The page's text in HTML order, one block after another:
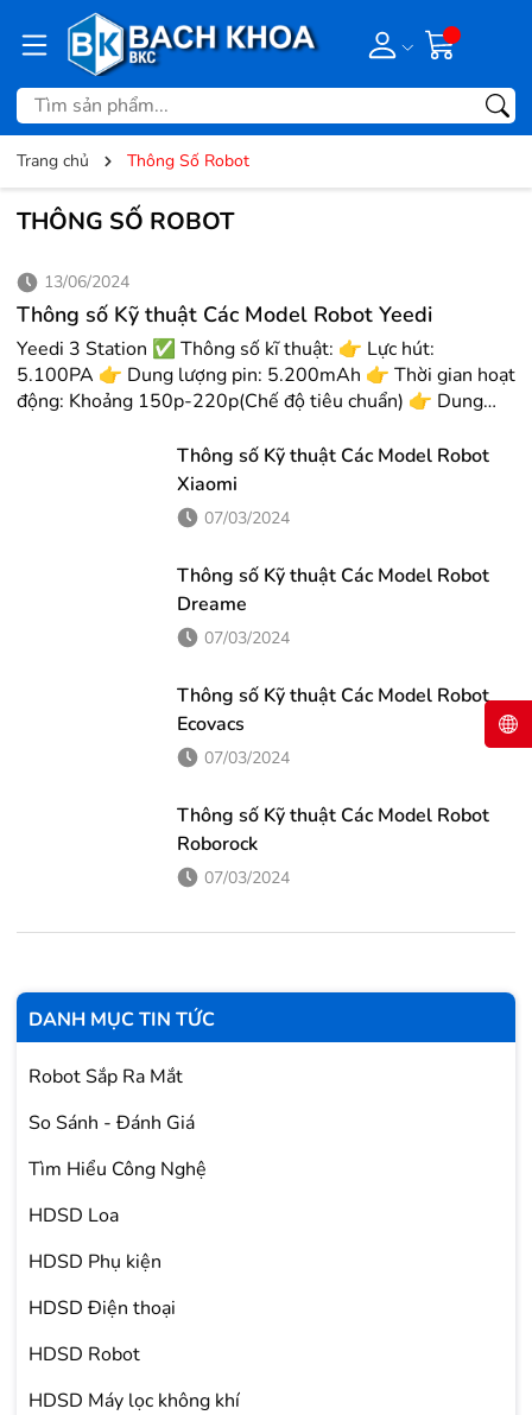
Trang chủ Thông Số Robot
THÔNG SỐ ROBOT
13/06/2024
Thông số Kỹ thuật Các Model Robot Yeedi
Yeedi 3 Station ✅ Thông số kĩ thuật: 👉 Lực hút:
5.100PA 👉 Dung lượng pin: 5.200mAh 👉 Thời gian hoạt
động: Khoảng 150p-220p(Chế độ tiêu chuẩn) 👉 Dung
tích hộp nước: Hộp nước sạch 4L – Hộp nước bẩn: 4L 👉
Diện tích làm việc ở chế độ tiêu chuẩn: 250m2 👉 App
tiếng việt, Giọng nói robot bằng tiếng anh ✅Tính năng:
👉 Thiết kế đột phá phù hợp với cách trang trí kết hợp
Thông số Kỹ thuật Các Model Robot
Xiaomi
07/03/2024
Thông số Kỹ thuật Các Model Robot
Dreame
07/03/2024
Thông số Kỹ thuật Các Model Robot
Ecovacs
07/03/2024
Thông số Kỹ thuật Các Model Robot
Roborock
07/03/2024
DANH MỤC TIN TỨC
Robot Sắp Ra Mắt
So Sánh - Đánh Giá
Tìm Hiểu Công Nghệ
HDSD Loa
HDSD Phụ kiện
HDSD Điện thoại
HDSD Robot
HDSD Máy lọc không khí